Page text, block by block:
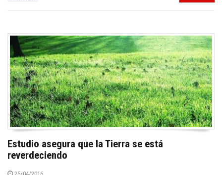
Estudio asegura que la Tierra se está
reverdeciendo